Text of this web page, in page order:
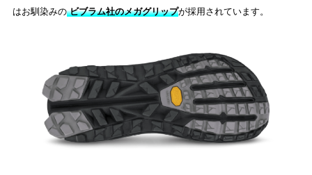
はお馴染みのビブラム社のメガグリップが採用されています。